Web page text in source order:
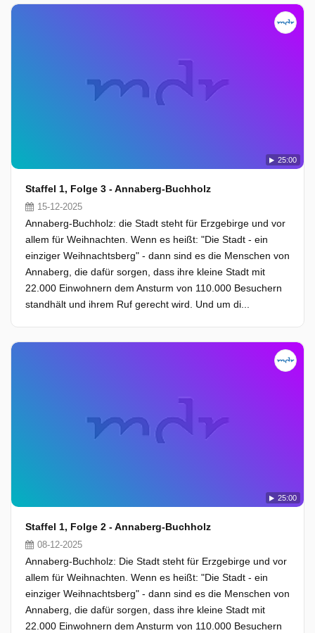
25:00
Staffel 1, Folge 3 - Annaberg-Buchholz
15-12-2025
Annaberg-Buchholz: die Stadt steht für Erzgebirge und vor
allem für Weihnachten. Wenn es heißt: "Die Stadt - ein
einziger Weihnachtsberg" - dann sind es die Menschen von
Annaberg, die dafür sorgen, dass ihre kleine Stadt mit
22.000 Einwohnern dem Ansturm von 110.000 Besuchern
standhält und ihrem Ruf gerecht wird. Und um di...
25:00
Staffel 1, Folge 2 - Annaberg-Buchholz
08-12-2025
Annaberg-Buchholz: Die Stadt steht für Erzgebirge und vor
allem für Weihnachten. Wenn es heißt: "Die Stadt - ein
einziger Weihnachtsberg" - dann sind es die Menschen von
Annaberg, die dafür sorgen, dass ihre kleine Stadt mit
22.000 Einwohnern dem Ansturm von 110.000 Besuchern